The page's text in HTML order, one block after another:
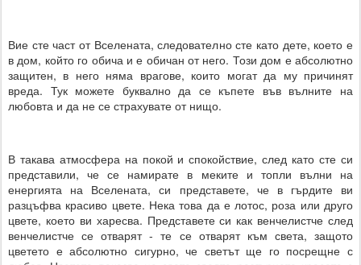
Вие сте част от Вселената, следователно сте като дете, което е
в дом, който го обича и е обичан от него. Този дом е абсолютно
защитен, в него няма врагове, които могат да му причинят
вреда. Тук можете буквално да се къпете във вълните на
любовта и да не се страхувате от нищо.
В такава атмосфера на покой и спокойствие, след като сте си
представили, че се намирате в меките и топли вълни на
енергията на Вселената, си представете, че в гърдите ви
разцъфва красиво цвете. Нека това да е лотос, роза или друго
цвете, което ви харесва. Представете си как венчелистче след
венчелистче се отварят - те се отварят към света, защото
цветето е абсолютно сигурно, че светът ще го посрещне с